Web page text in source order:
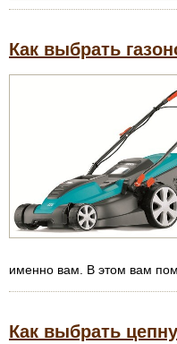
Как выбрать
именно вам. В этом вам
Как выбрать